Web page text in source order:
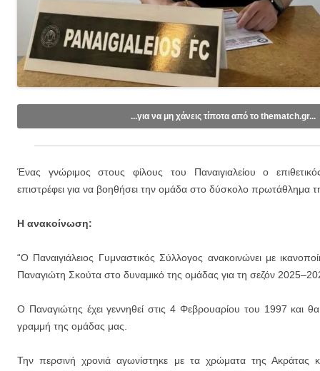
...για να μη χάνεις τίποτα από το thematch.gr...
Εγγραφείτε στο κανάλι μας στοYoutube.
Εγγραφείτε στις ενημερώσεις μέσω email (1 email/ημέρα):
Ένας γνώριμος στους φίλους του Παναιγιαλείου ο
επιστρέφει για να βοηθήσει την ομάδα στο δύσκολο πρωτάθλημα
Η ανακοίνωση:
“Ο Παναιγιάλειος Γυμναστικός Σύλλογος ανακοινώνει με
Παναγιώτη Σκούτα στο δυναμικό της ομάδας για τη σεζόν
Ο Παναγιώτης έχει γεννηθεί στις 4 Φεβρουαρίου του 1997 και θα
γραμμή της ομάδας μας.
Την περσινή χρονιά αγωνίστηκε με τα χρώματα της Ακράτας